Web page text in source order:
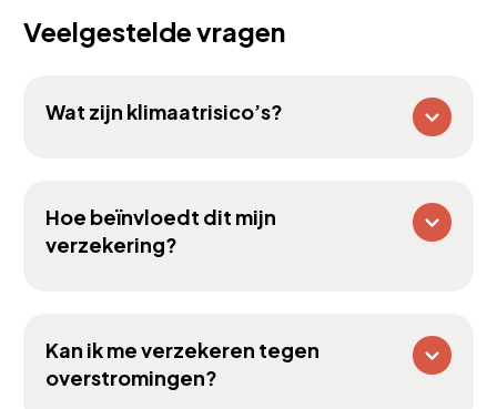
Veelgestelde vragen
Wat zijn klimaatrisico’s?
Hoe beïnvloedt dit mijn
verzekering?
Kan ik me verzekeren tegen
overstromingen?